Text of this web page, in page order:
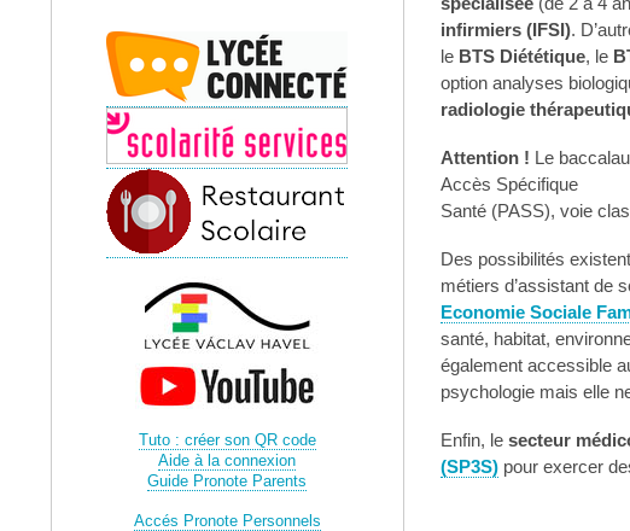
infirmiers (IFSI).
le BTS Diététique, le
option analyses
radiologie
Attention ! Le
Accès Spécifique
Santé (PASS), voie
Des possibilités
métiers d’assistant de
Economie Sociale
santé, habitat,
également accessible
psychologie mais elle
Enfin, le secteur
(SP3S)pour exercer
Tuto : créer son QR code
Aide à la connexion
Guide Pronote Parents
Accés Pronote Personnels